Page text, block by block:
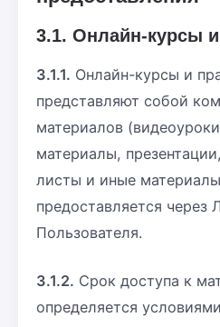
3.1. Онлайн-курсы
3.1.1. Онлайн-курсы и
представляют собой
материалов
материалы,
листы и иные
предоставляется через
Пользователя.
3.1.2. Срок доступа к
определяется